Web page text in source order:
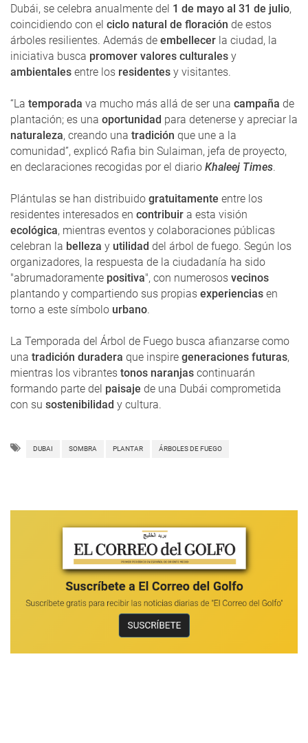
Dubái, se celebra anualmente del 1 de mayo al 31 de julio,
coincidiendo con el ciclo natural de floración de estos
árboles resilientes. Además de embellecer la ciudad, la
iniciativa busca promover valores culturales y
ambientales entre los residentes y visitantes.
“La temporada va mucho más allá de ser una campaña de
plantación; es una oportunidad para detenerse y apreciar la
naturaleza, creando una tradición que une a la
comunidad”, explicó Rafia bin Sulaiman, jefa de proyecto,
en declaraciones recogidas por el diario Khaleej Times.
Plántulas se han distribuido gratuitamente entre los
residentes interesados en contribuir a esta visión
ecológica, mientras eventos y colaboraciones públicas
celebran la belleza y utilidad del árbol de fuego. Según los
organizadores, la respuesta de la ciudadanía ha sido
"abrumadoramente positiva", con numerosos vecinos
plantando y compartiendo sus propias experiencias en
torno a este símbolo urbano.
La Temporada del Árbol de Fuego busca afianzarse como
una tradición duradera que inspire generaciones futuras,
mientras los vibrantes tonos naranjas continuarán
formando parte del paisaje de una Dubái comprometida
con su sostenibilidad y cultura.
DUBAI SOMBRA PLANTAR ÁRBOLES DE FUEGO